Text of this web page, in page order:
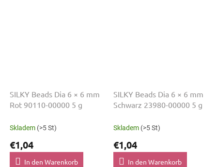
SILKY Beads Dia 6 × 6 mm
Rot 90110-00000 5 g
Skladem (>5 St)
€1,04
In den Warenkorb
SILKY Beads Dia 6 × 6 mm
Schwarz 23980-00000 5 g
Skladem (>5 St)
€1,04
In den Warenkorb